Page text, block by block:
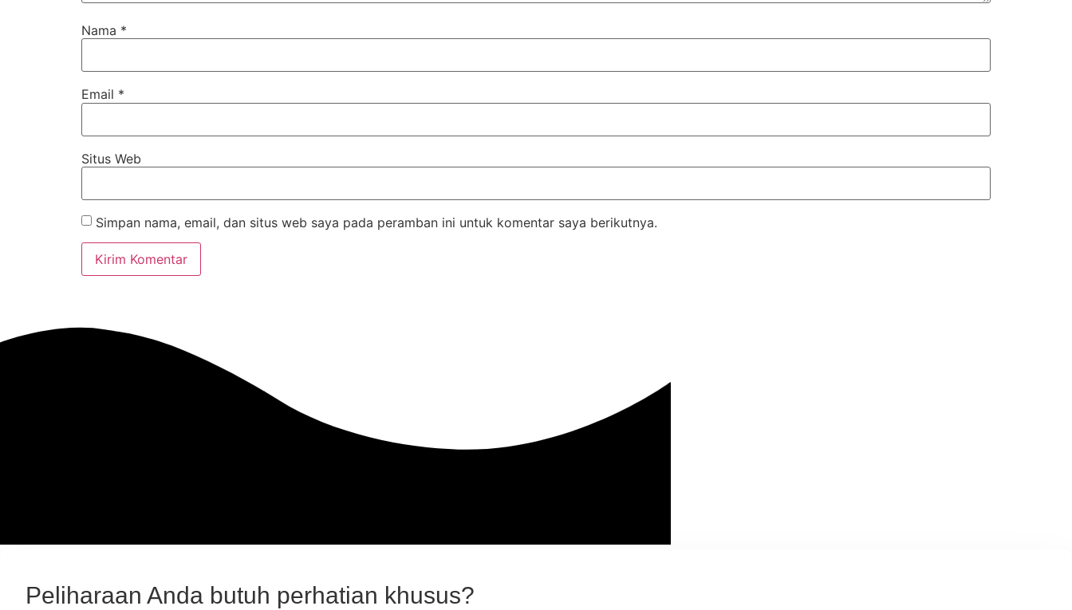
Nama *
Email *
Situs Web
Simpan nama, email, dan situs web saya pada peramban ini untuk komentar saya berikutnya.
Peliharaan Anda butuh perhatian khusus?